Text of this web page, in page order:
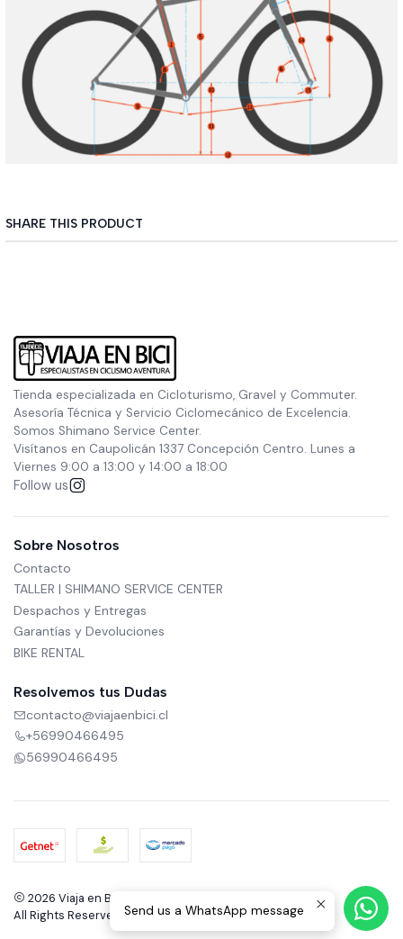
SHARE THIS PRODUCT
Tienda especializada en Cicloturismo, Gravel y Commuter.
Asesoría Técnica y Servicio Ciclomecánico de Excelencia.
Somos Shimano Service Center.
Visítanos en Caupolicán 1337 Concepción Centro. Lunes a
Viernes 9:00 a 13:00 y 14:00 a 18:00
Follow us
Sobre Nosotros
Contacto
TALLER | SHIMANO SERVICE CENTER
Despachos y Entregas
Garantías y Devoluciones
BIKE RENTAL
Resolvemos tus Dudas
contacto@viajaenbici.cl
+56990466495
56990466495
2026 Viaja en Bici.
All Rights Reserved.Powered by Jumpseller
Send us a WhatsApp message